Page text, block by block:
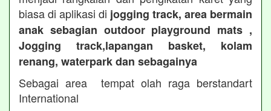
biasa di aplikasi di jogging track, area bermain
anak sebagian outdoor playground mats ,
Jogging track,lapangan basket, kolam
renang, waterpark dan sebagainya
Sebagai area tempat olah raga berstandart
International